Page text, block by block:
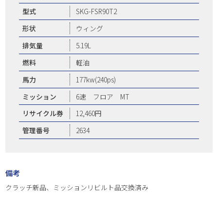
型式
SKG-FSR90T2
形状
ウィング
排気量
5.19L
燃料
軽油
馬力
177kw(240ps)
ミッション
6速 フロア MT
リサイクル券
12,460円
管理番号
2634
備考
クラッチ新品、ミッションリビルト品交換済み